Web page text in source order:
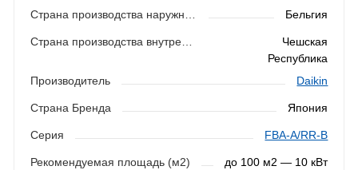
Бельгия
Страна производства внутреннего блока
Чешская
Республика
Производитель
Daikin
Страна Бренда Япония
Серия FBA-A/RR-B
Рекомендуемая площадь (м2) до 100 м2 — 10 кВт